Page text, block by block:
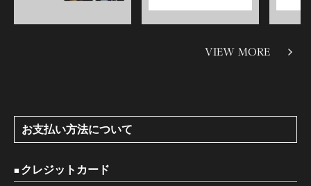
VIEW MORE
お支払い方法について
クレジットカード